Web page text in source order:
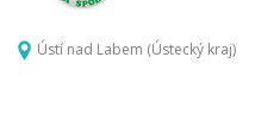
Ústí nad Labem (Ústecký kraj)